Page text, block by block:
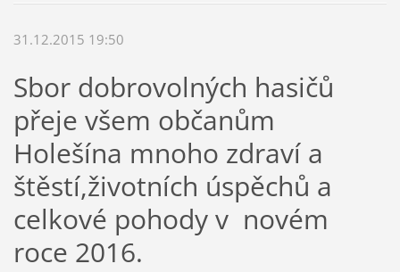
31.12.2015 19:50
Sbor dobrovolných hasičů
přeje všem občanům
Holešína mnoho zdraví a
štěstí,životních úspěchů a
celkové pohody v novém
roce 2016.